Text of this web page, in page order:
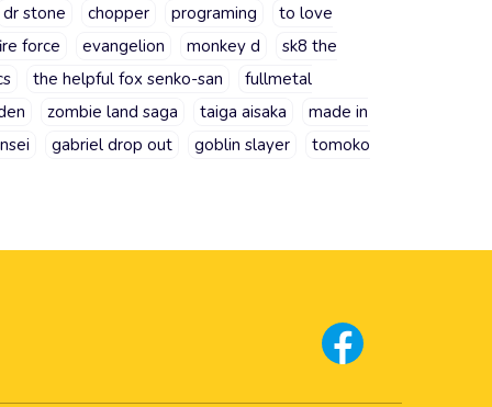
dr stone chopper programing
to love
force evangelion monkey d
sk8 the
the helpful fox senko-san
fullmetal
zombie land saga taiga aisaka
made in
gabriel drop out goblin slayer
tomoko